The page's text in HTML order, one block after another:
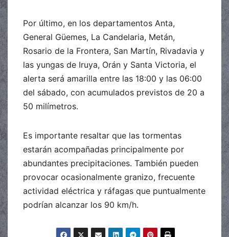
Por último, en los departamentos Anta,
General Güemes, La Candelaria, Metán,
Rosario de la Frontera, San Martín, Rivadavia y
las yungas de Iruya, Orán y Santa Victoria, el
alerta será amarilla entre las 18:00 y las 06:00
del sábado, con acumulados previstos de 20 a
50 milímetros.
Es importante resaltar que las tormentas
estarán acompañadas principalmente por
abundantes precipitaciones. También pueden
provocar ocasionalmente granizo, frecuente
actividad eléctrica y ráfagas que puntualmente
podrían alcanzar los 90 km/h.